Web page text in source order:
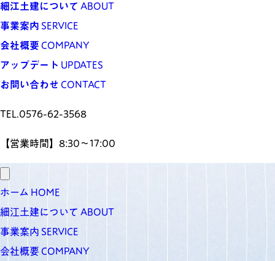
細江土建について ABOUT
事業案内 SERVICE
会社概要 COMPANY
アップデート UPDATES
お問い合わせ CONTACT
TEL. 0576-62-3568
【営業時間】8:30～17:00
ホーム HOME
細江土建について ABOUT
事業案内 SERVICE
会社概要 COMPANY